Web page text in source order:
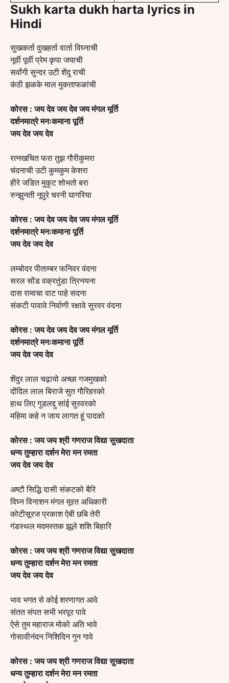
Sukh karta dukh harta lyrics in
Hindi
सुखकर्ता दुखहर्ता वार्ता विघ्नाची
नूर्वी पूर्वी प्रेम कृपा जयाची
सर्वांगी सुन्दर उटी शेंदु राची
कंठी झळके माल मुकताफळांची
कोरस : जय देव जय देव जय मंगल मूर्ति
दर्शनमात्रे मनःकमाना पूर्ति
जय देव जय देव
रत्नखचित फरा तुझ गौरीकुमरा
चंदनाची उटी कुमकुम केशरा
हीरे जडित मुकुट शोभतो बरा
रुन्झुनती नूपुरे चरनी घागरिया
कोरस : जय देव जय देव जय मंगल मूर्ति
दर्शनमात्रे मनःकमाना पूर्ति
जय देव जय देव
लम्बोदर पीताम्बर फनिवर वंदना
सरल सोंड वक्रतुंडा त्रिनयना
दास रामाचा वाट पाहे सदना
संकटी पावावे निर्वाणी रक्षावे सुरवर वंदना
कोरस : जय देव जय देव जय मंगल मूर्ति
दर्शनमात्रे मनःकमाना पूर्ति
जय देव जय देव
शेंदुर लाल चढ़ायो अच्छा गजमुखको
दोंदिल लाल बिराजे सुत गौरिहरको
हाथ लिए गुडलद्दु सांई सुरवरको
महिमा कहे न जाय लागत हूं पादको
कोरस : जय जय श्री गणराज विद्या सुखदाता
धन्य तुम्हारा दर्शन मेरा मन रमता
जय देव जय देव
अष्टौ सिद्धि दासी संकटको बैरि
विघ्न विनाशन मंगल मूरत अधिकारी
कोटीसूरज प्रकाश ऐबी छबि तेरी
गंडस्थल मदमस्तक झूले शशि बिहारि
कोरस : जय जय श्री गणराज विद्या सुखदाता
धन्य तुम्हारा दर्शन मेरा मन रमता
जय देव जय देव
भाव भगत से कोई शरणागत आवे
संतत संपत सभी भरपूर पावे
ऐसे तुम महाराज मोको अति भावे
गोसावीनंदन निशिदिन गुन गावे
कोरस : जय जय श्री गणराज विद्या सुखदाता
धन्य तुम्हारा दर्शन मेरा मन रमता